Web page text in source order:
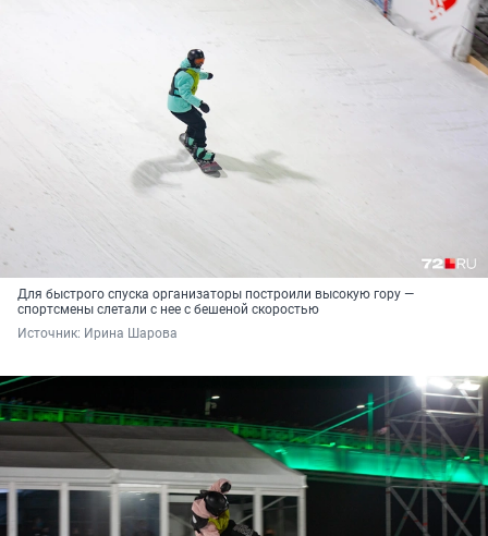
Для быстрого спуска организаторы построили высокую гору —
спортсмены слетали с нее с бешеной скоростью
Источник: Ирина Шарова